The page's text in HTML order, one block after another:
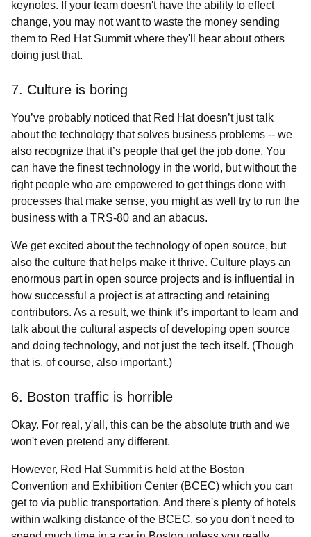
keynotes. If your team doesn't have the ability to effect
change, you may not want to waste the money sending
them to Red Hat Summit where they'll hear about others
doing just that.
7. Culture is boring
You’ve probably noticed that Red Hat doesn’t just talk
about the technology that solves business problems -- we
also recognize that it’s people that get the job done. You
can have the finest technology in the world, but without the
right people who are empowered to get things done with
processes that make sense, you might as well try to run the
business with a TRS-80 and an abacus.
We get excited about the technology of open source, but
also the culture that helps make it thrive. Culture plays an
enormous part in open source projects and is influential in
how successful a project is at attracting and retaining
contributors. As a result, we think it’s important to learn and
talk about the cultural aspects of developing open source
and doing technology, and not just the tech itself. (Though
that is, of course, also important.)
6. Boston traffic is horrible
Okay. For real, y'all, this can be the absolute truth and we
won't even pretend any different.
However, Red Hat Summit is held at the Boston
Convention and Exhibition Center (BCEC) which you can
get to via public transportation. And there's plenty of hotels
within walking distance of the BCEC, so you don't need to